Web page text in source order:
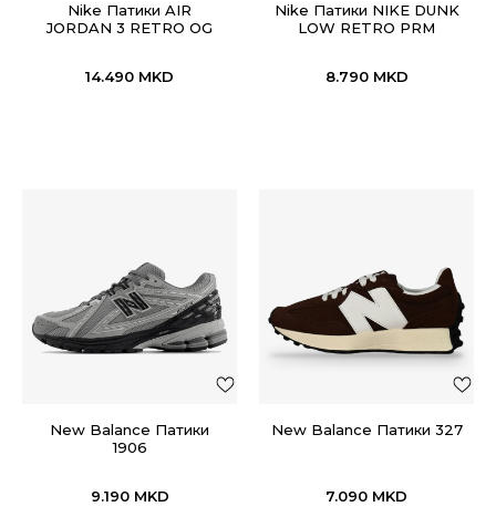
Nike Патики AIR
JORDAN 3 RETRO OG
14.490 MKD
Nike Патики NIKE DUNK
LOW RETRO PRM
8.790 MKD
New Balance Патики
1906
9.190 MKD
New Balance Патики 327
7.090 MKD